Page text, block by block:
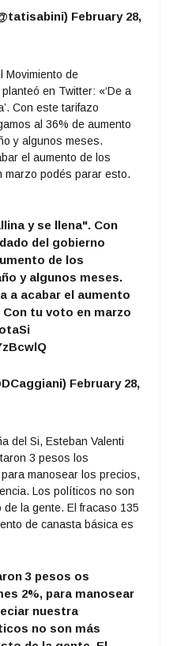
February 28,
Movimiento de
en Twitter: «‘De a
Con este tarifazo
al 36% de aumento
y algunos meses.
el aumento de los
marzo podés parar esto.
y se llena". Con
del gobierno
de los
y algunos meses.
a acabar el aumento
tu voto en marzo
February 28,
del Si, Esteban Valenti
3 pesos los
manosear los precios,
Los políticos no son
la gente. El fracaso 135
de canasta básica es
3 pesos os
2%, para manosear
nuestra
no son más